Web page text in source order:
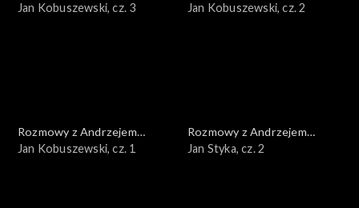
Doboszem
Jan Kobuszewski, cz. 3
Doboszem
Jan Kobuszewski, cz. 2
Rozmowy z Andrzejem
Doboszem
Jan Kobuszewski, cz. 1
Rozmowy z Andrzejem
Doboszem
Jan Styka, cz. 2